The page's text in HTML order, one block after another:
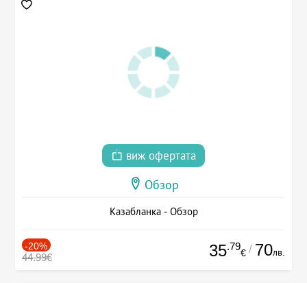
виж офертата
Обзор
Казабланка - Обзор
-20%
44.99€ 35.79
€ / 70лв.